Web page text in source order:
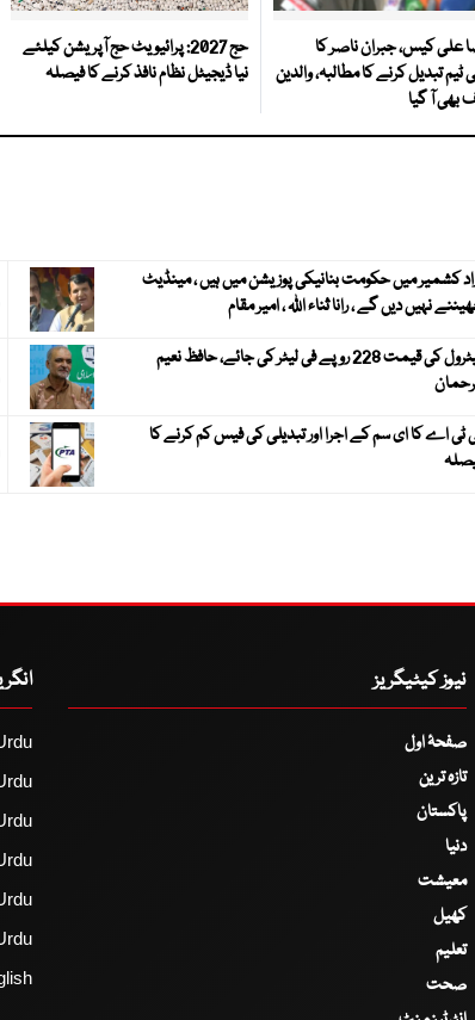
علی کیس، جبران ناصر کا
ٹیم تبدیل کرنے کا مطالبہ، والدین
بھی آ گیا
حج 2027: پرائیویٹ حج آپریشن کیلئے
نیا ڈیجیٹل نظام نافذ کرنے کا فیصلہ
کشمیر میں حکومت بنانیکی پوزیشن میں ہیں ، مینڈیٹ
نہیں دیں گے ، رانا ثناء اللہ ، امیر مقام
پیٹرول کی قیمت 228 روپے فی لیٹر کی جائے، حافظ نعیم
ٹی اے کا ای سم کے اجرا اور تبدیلی کی فیس کم کرنے کا
نیوز کیٹیگریز
صفحۂ اول
تازہ ترین
پاکستان
دنیا
معیشت
کھیل
تعلیم
صحت